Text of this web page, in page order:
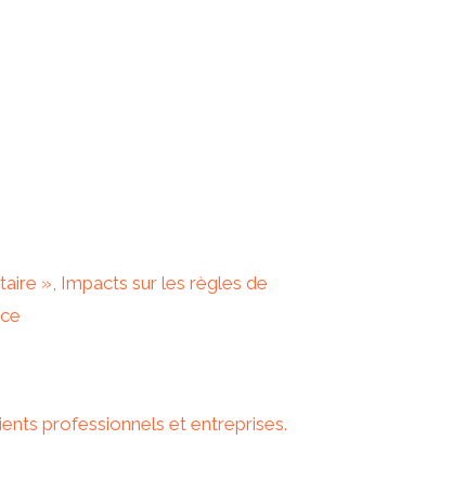
», Impacts sur les règles de
professionnels et entreprises.